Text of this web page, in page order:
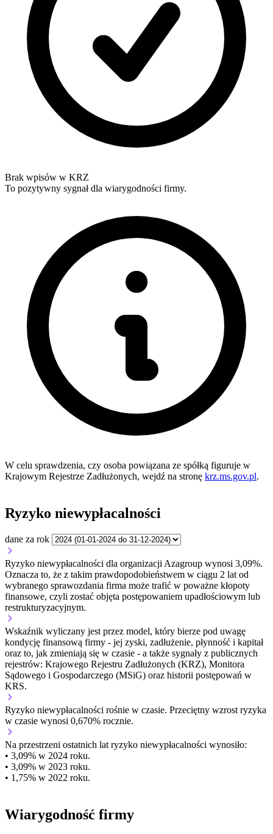
Brak wpisów w KRZ
To pozytywny sygnał dla wiarygodności firmy.
W celu sprawdzenia, czy osoba powiązana ze spółką figuruje w
Krajowym Rejestrze Zadłużonych, wejdź na stronę krz.ms.gov.pl.
Ryzyko niewypłacalności
dane za rok
Ryzyko niewypłacalności dla organizacji Azagroup wynosi 3,09%.
Oznacza to, że z takim prawdopodobieństwem w ciągu 2 lat od
wybranego sprawozdania firma może trafić w poważne kłopoty
finansowe, czyli zostać objęta postępowaniem upadłościowym lub
restrukturyzacyjnym.
Wskaźnik wyliczany jest przez model, który bierze pod uwagę
kondycję finansową firmy - jej zyski, zadłużenie, płynność i kapitał
oraz to, jak zmieniają się w czasie - a także sygnały z publicznych
rejestrów: Krajowego Rejestru Zadłużonych (KRZ), Monitora
Sądowego i Gospodarczego (MSiG) oraz historii postępowań w
KRS.
Ryzyko niewypłacalności rośnie w czasie. Przeciętny wzrost ryzyka
w czasie wynosi 0,670% rocznie.
Na przestrzeni ostatnich lat ryzyko niewypłacalności wynosiło:
• 3,09% w 2024 roku.
• 3,09% w 2023 roku.
• 1,75% w 2022 roku.
Wiarygodność firmy